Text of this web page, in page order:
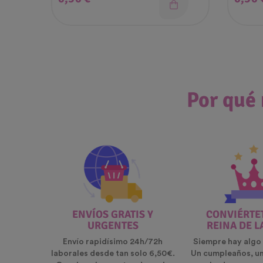
Por
ENVÍOS GRATIS Y
URGENTES
Envío rapidísimo 24h/72h
laborales desde tan solo 6,50€.
REINA DE
Siempre hay
Un cumpleaños,